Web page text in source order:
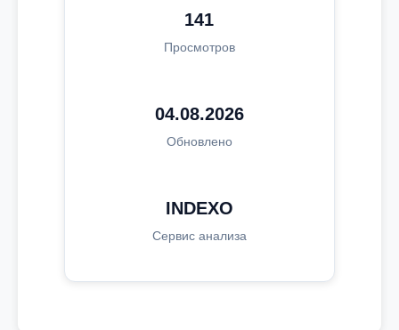
141
Просмотров
04.08.2026
Обновлено
INDEXO
Сервис анализа